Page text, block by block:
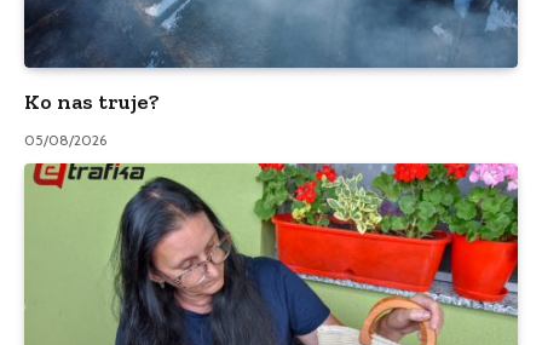
Ko nas truje?
05/08/2026